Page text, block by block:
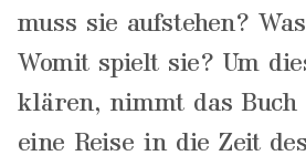
muss sie aufstehen?
Womit spielt sie? Um
klären, nimmt das
eine Reise in die Zeit